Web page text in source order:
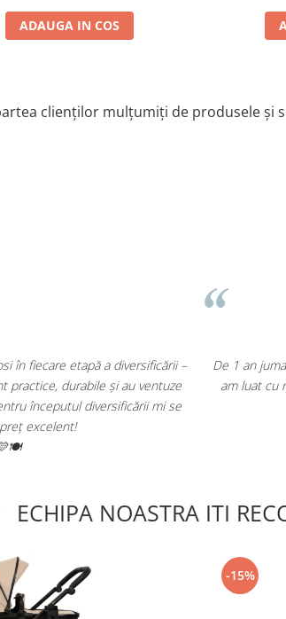
excelentă pentru plastic.
casant.
sau ftalați.
ADAUGA IN COS
clienților mulțumiți de produsele și
Este rezistent, versatil, usor si pliabil. L-
masinii si nici la aeroport nu am avut
acest producator roman!
Am
ECHIPA NOASTRA ITI
-15%